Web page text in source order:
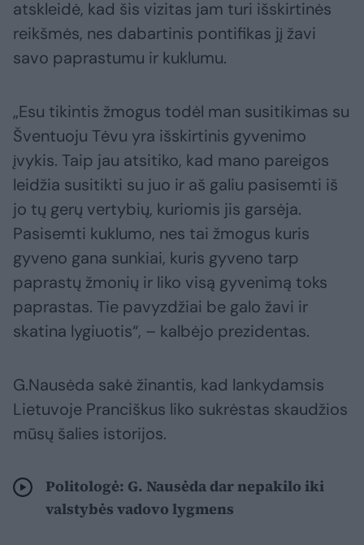
atskleidė, kad šis vizitas jam turi išskirtinės
reikšmės, nes dabartinis pontifikas jį žavi
savo paprastumu ir kuklumu.
„Esu tikintis žmogus todėl man susitikimas su
Šventuoju Tėvu yra išskirtinis gyvenimo
įvykis. Taip jau atsitiko, kad mano pareigos
leidžia susitikti su juo ir aš galiu pasisemti iš
jo tų gerų vertybių, kuriomis jis garsėja.
Pasisemti kuklumo, nes tai žmogus kuris
gyveno gana sunkiai, kuris gyveno tarp
paprastų žmonių ir liko visą gyvenimą toks
paprastas. Tie pavyzdžiai be galo žavi ir
skatina lygiuotis“, – kalbėjo prezidentas.
G.Nausėda sakė žinantis, kad lankydamsis
Lietuvoje Pranciškus liko sukrėstas skaudžios
mūsų šalies istorijos.
Politologė: G. Nausėda dar nepakilo iki
valstybės vadovo lygmens